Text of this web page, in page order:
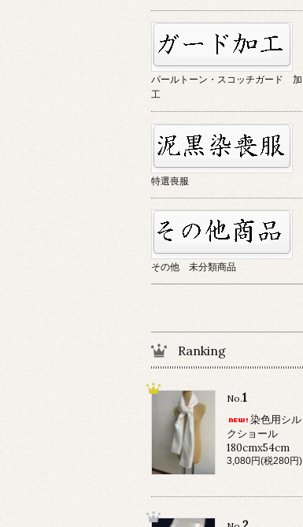
パールトーン・スコッチガード 加
工
特選喪服
その他 未分類商品
Ranking
No.1
染色用シル
クショール
180cmx54cm
3,080円(税280円)